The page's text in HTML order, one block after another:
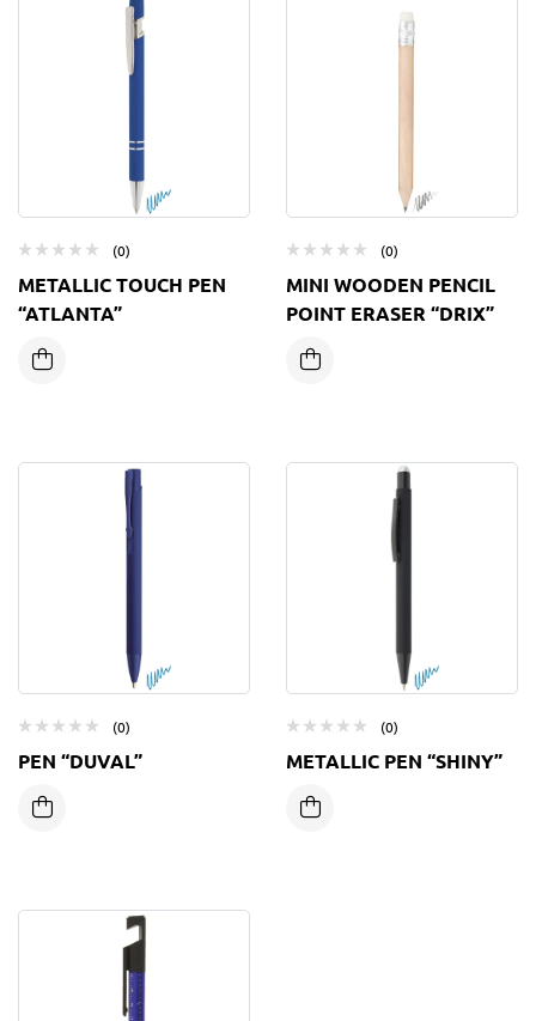
(0)
METALLIC TOUCH PEN
“ATLANTA”
(0)
MINI WOODEN PENCIL
POINT ERASER “DRIX”
(0)
PEN “DUVAL”
(0)
METALLIC PEN “SHINY”